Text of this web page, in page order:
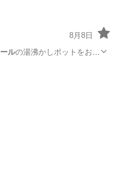
8月8日
ルの湯沸かしポットをおま